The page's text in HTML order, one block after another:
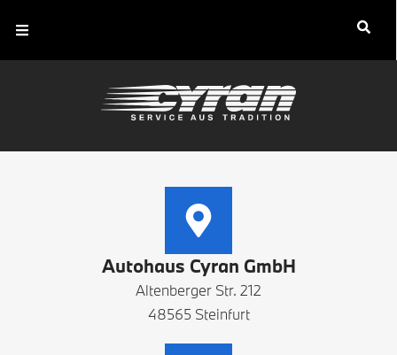
Autohaus Cyran GmbH
Altenberger Str. 212
48565 Steinfurt